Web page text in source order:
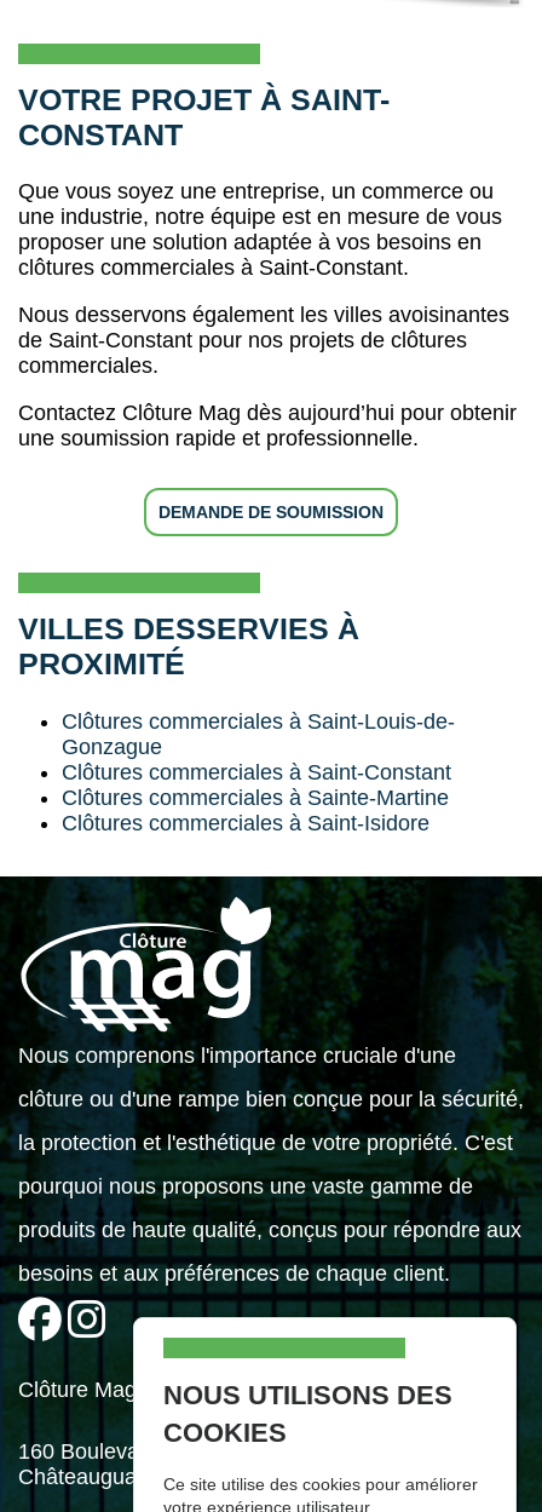
VOTRE PROJET À SAINT-
CONSTANT
Que vous soyez une entreprise, un commerce ou
une industrie, notre équipe est en mesure de vous
proposer une solution adaptée à vos besoins en
clôtures commerciales à Saint-Constant.
Nous desservons également les villes avoisinantes
de Saint-Constant pour nos projets de clôtures
commerciales.
Contactez Clôture Mag dès aujourd’hui pour obtenir
une soumission rapide et professionnelle.
DEMANDE DE SOUMISSION
VILLES DESSERVIES À
PROXIMITÉ
Clôtures commerciales à Saint-Louis-de-
Gonzague
Clôtures commerciales à Saint-Constant
Clôtures commerciales à Sainte-Martine
Clôtures commerciales à Saint-Isidore
Nous comprenons l'importance cruciale d'une
clôture ou d'une rampe bien conçue pour la sécurité,
la protection et l'esthétique de votre propriété. C'est
pourquoi nous proposons une vaste gamme de
produits de haute qualité, conçus pour répondre aux
besoins et aux préférences de chaque client.
Clôture Mag Inc.
160 Boulevard Industriel,
Châteauguay (Québec) J6J 4Z2
NOUS UTILISONS DES
COOKIES
Ce site utilise des cookies pour améliorer
votre expérience utilisateur.